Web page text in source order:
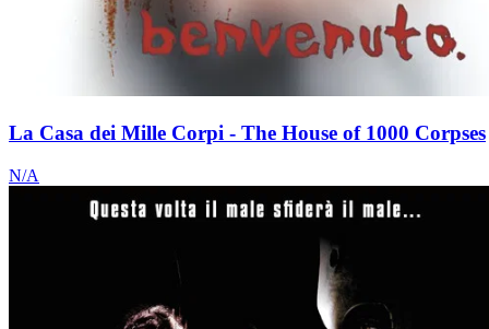
La Casa dei Mille Corpi - The House of 1000 Corpses
N/A